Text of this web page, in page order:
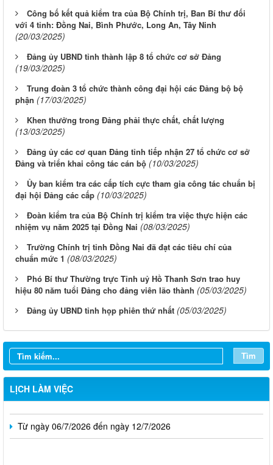
Công bố kết quả kiểm tra của Bộ Chính trị, Ban Bí thư đối
với 4 tỉnh: Đồng Nai, Bình Phước, Long An, Tây Ninh
(20/03/2025)
Đảng ủy UBND tỉnh thành lập 8 tổ chức cơ sở Đảng
(19/03/2025)
Trung đoàn 3 tổ chức thành công đại hội các Đảng bộ bộ
phận (17/03/2025)
Khen thưởng trong Đảng phải thực chất, chất lượng
(13/03/2025)
Đảng ủy các cơ quan Đảng tỉnh tiếp nhận 27 tổ chức cơ sở
Đảng và triển khai công tác cán bộ (10/03/2025)
Ủy ban kiểm tra các cấp tích cực tham gia công tác chuẩn bị
đại hội Đảng các cấp (10/03/2025)
Đoàn kiểm tra của Bộ Chính trị kiểm tra việc thực hiện các
nhiệm vụ năm 2025 tại Đồng Nai (08/03/2025)
Trường Chính trị tỉnh Đồng Nai đã đạt các tiêu chí của
chuẩn mức 1 (08/03/2025)
Phó Bí thư Thường trực Tỉnh uỷ Hồ Thanh Sơn trao huy
hiệu 80 năm tuổi Đảng cho đảng viên lão thành (05/03/2025)
Đảng ủy UBND tỉnh họp phiên thứ nhất (05/03/2025)
Tìm
LỊCH LÀM VIỆC
Từ ngày 03/8/2026 đến ngày 09/8/2026
Từ ngày 27/7/2026 đến ngày 02/8/2026
Từ ngày 20/7/2026 đến ngày 26/7/2026
Từ ngày 13/7/2026 đến ngày 18/7/2026
Từ ngày 06/7/2026 đến ngày 12/7/2026